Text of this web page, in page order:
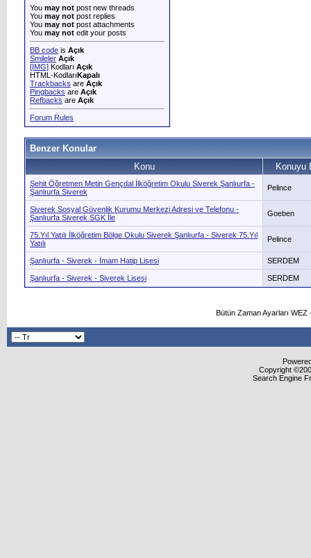
You may not post new threads
You may not post replies
You may not post attachments
You may not edit your posts
BB code is Açık
Smileler Açık
[IMG] Kodları Açık
HTML-KodlarıKapalı
Trackbacks are Açık
Pingbacks are Açık
Refbacks are Açık
Forum Rules
Benzer Konular
Konu
Konuyu
Şehit Öğretmen Metin Gençdal İlköğretim Okulu Siverek Şanlıurfa -
Şanlıurfa Siverek
Pelince
Siverek Sosyal Güvenlik Kurumu Merkezi Adresi ve Telefonu -
Şanlıurfa Siverek SGK İle
Goeben
75.Yıl Yatılı İlköğretim Bölge Okulu Siverek Şanlıurfa - Siverek 75.Yıl
Yatılı
Pelince
Şanlıurfa - Siverek - İmam Hatip Lisesi SERDEM
Şanlıurfa - Siverek - Siverek Lisesi SERDEM
Bütün Zaman Ayarları
Copyright
Search Engine